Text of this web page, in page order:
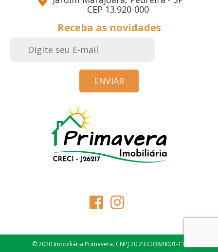
CEP 13.920-000
Receba as novidades
E-mail
© 2020 Imobiliária Primavera. CNPJ 20.233.038/0001-11.